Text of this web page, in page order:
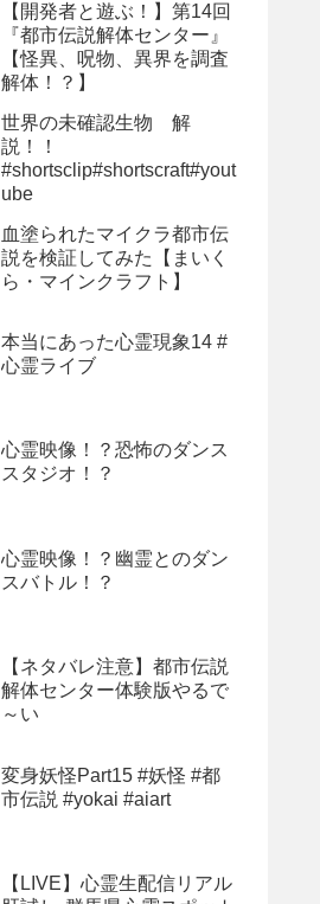
【開発者と遊ぶ！】第14回
『都市伝説解体センター』
【怪異、呪物、異界を調査
解体！？】
世界の未確認生物 解
説！！
#shortsclip#shortscraft#yout
ube
血塗られたマイクラ都市伝
説を検証してみた【まいく
ら・マインクラフト】
本当にあった心霊現象14 #
心霊ライブ
心霊映像！？恐怖のダンス
スタジオ！？
心霊映像！？幽霊とのダン
スバトル！？
【ネタバレ注意】都市伝説
解体センター体験版やるで
～い
変身妖怪Part15 #妖怪 #都
市伝説 #yokai #aiart
【LIVE】心霊生配信リアル